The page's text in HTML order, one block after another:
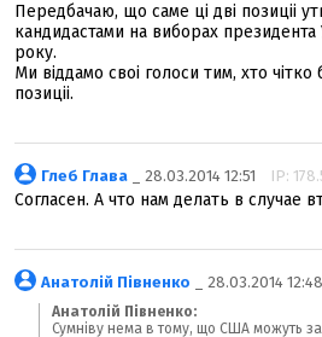
Передбачаю, що саме цi двi позицii
кандидастами на виборах
року.
Ми вiддамо своi голоси тим, хто
позицii.
Глеб Глава _ 28.03.2014 12:51 IP:
Согласен. А что нам делать в случае
Анатолій Півненко _ 28.03.2014 12:48
Анатолій Півненко:
Сумнiву нема в тому, що США можуть